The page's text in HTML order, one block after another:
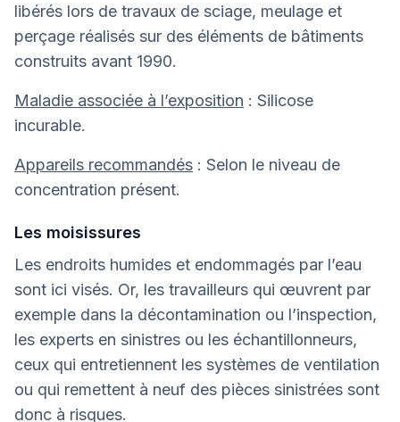
libérés lors de travaux de sciage, meulage et
perçage réalisés sur des éléments de bâtiments
construits avant 1990.
Maladie associée à l’exposition : Silicose
incurable.
Appareils recommandés : Selon le niveau de
concentration présent.
Les moisissures
Les endroits humides et endommagés par l’eau
sont ici visés. Or, les travailleurs qui œuvrent par
exemple dans la décontamination ou l’inspection,
les experts en sinistres ou les échantillonneurs,
ceux qui entretiennent les systèmes de ventilation
ou qui remettent à neuf des pièces sinistrées sont
donc à risques.